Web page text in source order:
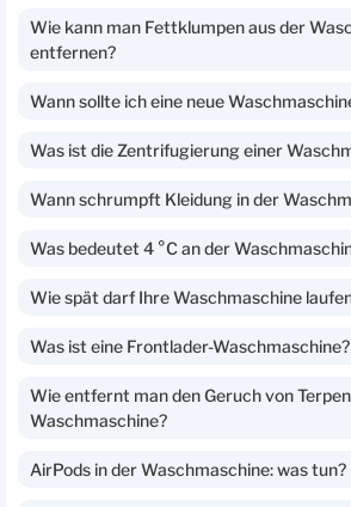
Wie kann man Fettklumpen aus der
entfernen?
Wann sollte ich eine neue
Was ist die Zentrifugierung einer
Wann schrumpft Kleidung in der
Was bedeutet 4 °C an der
Wie spät darf Ihre Waschmaschine
Was ist eine Frontlader-Waschmaschine?
Wie entfernt man den Geruch von
Waschmaschine?
AirPods in der Waschmaschine: was tun?